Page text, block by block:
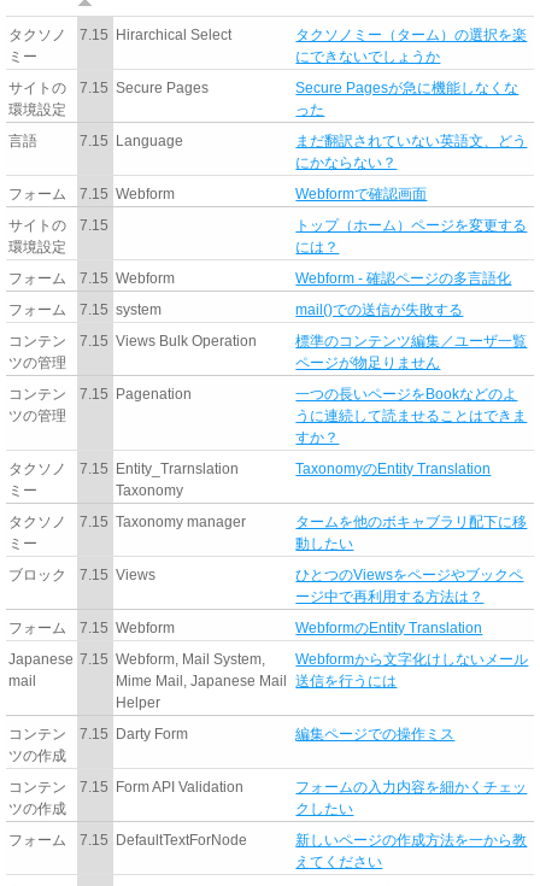
タクソノ
ミー
7.15 Hirarchical Select
タクソノミー（ターム）の選択を楽
にできないでしょうか
サイトの
環境設定
7.15 Secure Pages
Secure Pagesが急に機能しなくな
った
言語
7.15 Language
まだ翻訳されていない英語文、どう
にかならない？
フォーム
7.15 Webform
Webformで確認画面
サイトの
環境設定
7.15
トップ（ホーム）ページを変更する
には？
フォーム
7.15 Webform
Webform - 確認ページの多言語化
フォーム
7.15 system
mail()での送信が失敗する
コンテン
ツの管理
7.15 Views Bulk Operation
標準のコンテンツ編集／ユーザ一覧
ページが物足りません
コンテン
ツの管理
7.15 Pagenation
一つの長いページをBookなどのよ
うに連続して読ませることはできま
すか？
タクソノ
ミー
7.15
Entity_Trarnslation
Taxonomy
TaxonomyのEntity Translation
タクソノ
ミー
7.15 Taxonomy manager
タームを他のボキャブラリ配下に移
動したい
ブロック
7.15 Views
ひとつのViewsをページやブックペ
ージ中で再利用する方法は？
フォーム
7.15 Webform
WebformのEntity Translation
Japanese
mail
7.15 Webform, Mail System,
Mime Mail, Japanese Mail
Helper
Webformから文字化けしないメール
送信を行うには
コンテン
ツの作成
7.15 Darty Form 編集ページでの操作ミス
コンテン
ツの作成
7.15 Form API Validation
フォームの入力内容を細かくチェッ
クしたい
フォーム
7.15 DefaultTextForNode
新しいページの作成方法を一から教
えてください